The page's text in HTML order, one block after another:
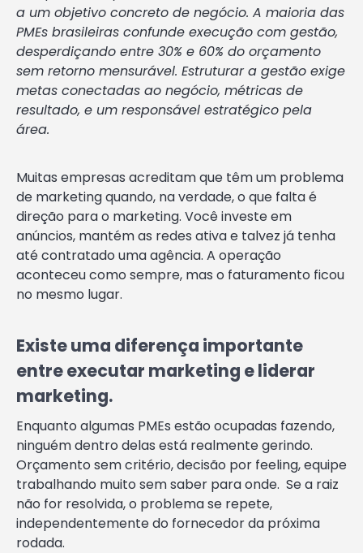
a um objetivo concreto de negócio. A maioria das
PMEs brasileiras confunde execução com gestão,
desperdiçando entre 30% e 60% do orçamento
sem retorno mensurável. Estruturar a gestão exige
metas conectadas ao negócio, métricas de
resultado, e um responsável estratégico pela
área.
Muitas empresas acreditam que têm um problema
de marketing quando, na verdade, o que falta é
direção para o marketing. Você investe em
anúncios, mantém as redes ativa e talvez já tenha
até contratado uma agência. A operação
aconteceu como sempre, mas o faturamento ficou
no mesmo lugar.
Existe uma diferença importante
entre executar marketing e liderar
marketing.
Enquanto algumas PMEs estão ocupadas fazendo,
ninguém dentro delas está realmente gerindo.
Orçamento sem critério, decisão por feeling, equipe
trabalhando muito sem saber para onde. Se a raiz
não for resolvida, o problema se repete,
independentemente do fornecedor da próxima
rodada.